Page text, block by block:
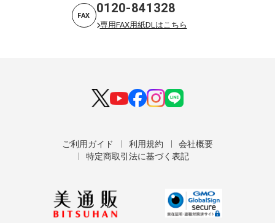
FAX 0120-841328
専用FAX用紙DLはこちら
ご利用ガイド 利用規約
会社概要
特定商取引法に基づく表記